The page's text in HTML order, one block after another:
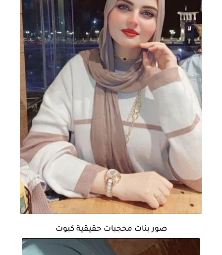
صور بنات محجبات حقيقية كيوت